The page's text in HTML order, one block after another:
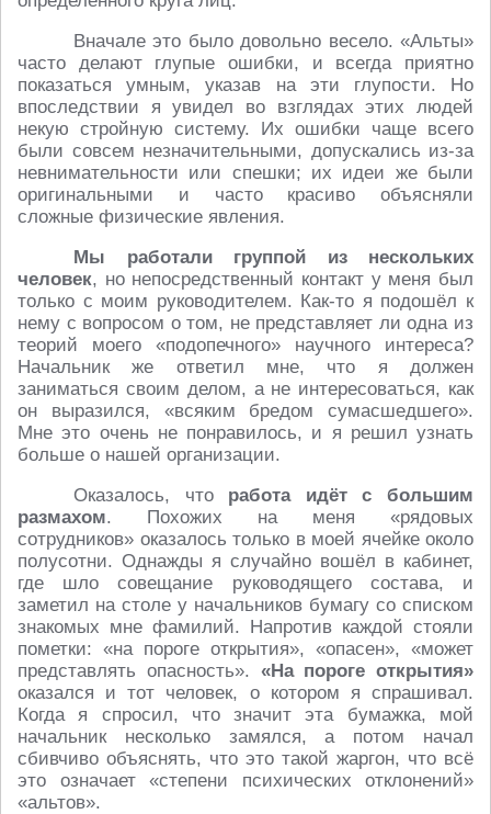
Вначале это было довольно весело. «Альты»
часто делают глупые ошибки, и всегда приятно
показаться умным, указав на эти глупости. Но
впоследствии я увидел во взглядах этих людей
некую стройную систему. Их ошибки чаще всего
были совсем незначительными, допускались из-за
невнимательности или спешки; их идеи же были
оригинальными и часто красиво объясняли
сложные физические явления.
Мы работали группой из нескольких
человек, но непосредственный контакт у меня был
только с моим руководителем. Как-то я подошёл к
нему с вопросом о том, не представляет ли одна из
теорий моего «подопечного» научного интереса?
Начальник же ответил мне, что я должен
заниматься своим делом, а не интересоваться, как
он выразился, «всяким бредом сумасшедшего».
Мне это очень не понравилось, и я решил узнать
больше о нашей организации.
Оказалось, что работа идёт с большим
размахом. Похожих на меня «рядовых
сотрудников» оказалось только в моей ячейке около
полусотни. Однажды я случайно вошёл в кабинет,
где шло совещание руководящего состава, и
заметил на столе у начальников бумагу со списком
знакомых мне фамилий. Напротив каждой стояли
пометки: «на пороге открытия», «опасен», «может
представлять опасность». «На пороге открытия»
оказался и тот человек, о котором я спрашивал.
Когда я спросил, что значит эта бумажка, мой
начальник несколько замялся, а потом начал
сбивчиво объяснять, что это такой жаргон, что всё
это означает «степени психических отклонений»
«альтов».